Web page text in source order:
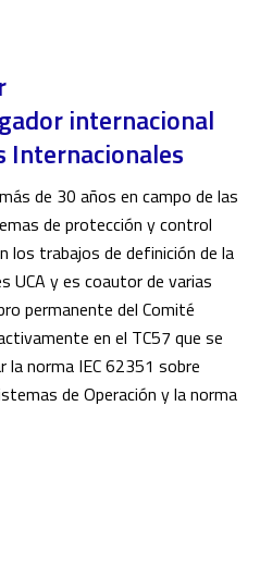
internacional
Internacionales
de 30 años en campo de las
de protección y control
los trabajos de definición de la
UCA y es coautor de varias
permanente del Comité
en el TC57 que se
la norma IEC 62351 sobre
de Operación y la norma